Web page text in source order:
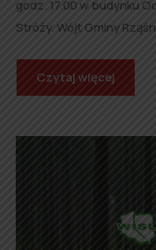
godz. 17.00 w budynku
Stróży. Wójt Gminy
Czytaj więcej